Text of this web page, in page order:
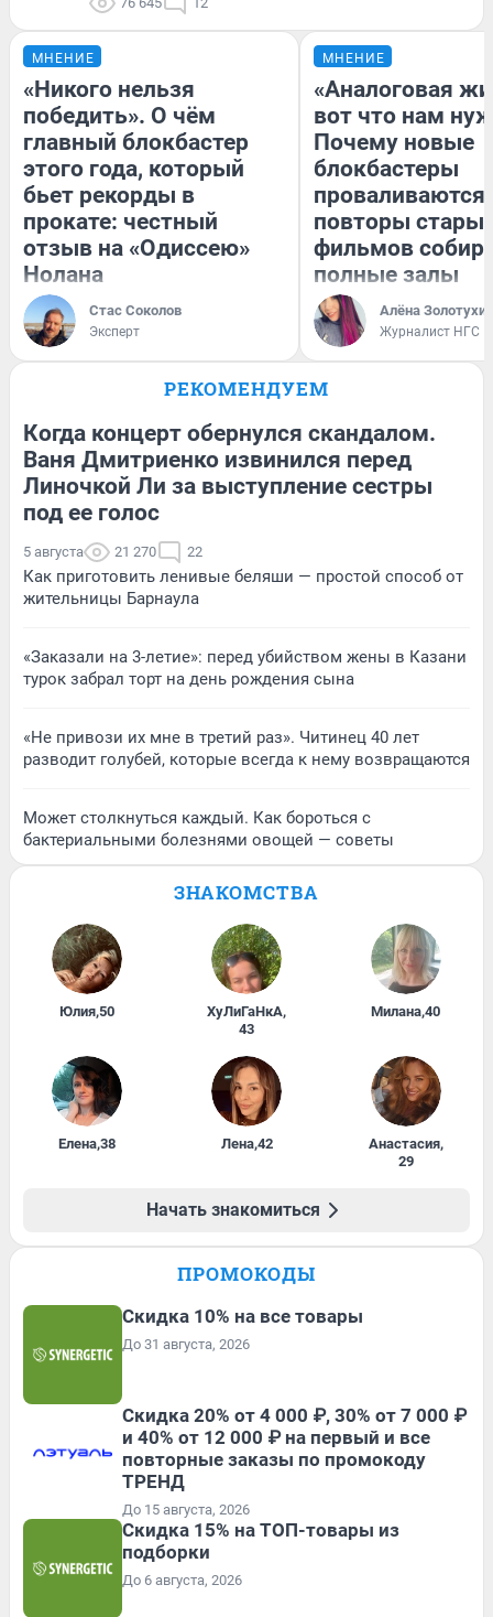
МНЕНИЕ
«Никого нельзя
победить». О чём
главный блокбастер
этого года, который
бьет рекорды в
прокате: честный
отзыв на «Одиссею»
Нолана
Стас Соколов
Эксперт
МНЕНИЕ
«Аналоговая
вот что нам
Почему новые
блокбастеры
повторы
фильмов
полные залы
Алёна
Журналист НГС
РЕКОМЕНДУЕМ
Когда концерт обернулся скандалом.
Ваня Дмитриенко извинился перед
Линочкой Ли за выступление сестры
под ее голос
5 августа 21 270 22
Как приготовить ленивые беляши — простой способ от
жительницы Барнаула
«Заказали на 3-летие»: перед убийством жены в Казани
турок забрал торт на день рождения сына
«Не привози их мне в третий раз». Читинец 40 лет
разводит голубей, которые всегда к нему возвращаются
Может столкнуться каждый. Как бороться с
бактериальными болезнями овощей — советы
ЗНАКОМСТВА
Юлия,50 ХуЛиГаНкА,
43
Милана,40
Елена,38 Лена,42 Анастасия,
29
Начать знакомиться
ПРОМОКОДЫ
Скидка 10% на все товары
До 31 августа, 2026
Скидка 20% от 4 000 ₽, 30% от 7 000 ₽
и 40% от 12 000 ₽ на первый и все
повторные заказы по промокоду
ТРЕНД
До 15 августа, 2026
Скидка 15% на ТОП-товары из
подборки
До 6 августа, 2026